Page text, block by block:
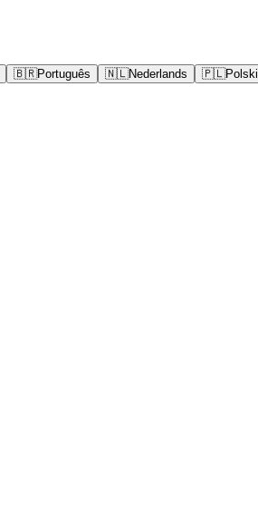
🇧🇷Português 🇳🇱Nederlands 🇵🇱Polski